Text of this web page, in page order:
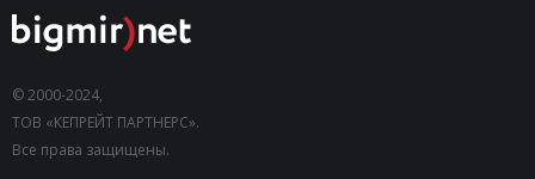
© 2000-2024,
ТОВ «КЕПРЕЙТ ПАРТНЕРС».
Все права защищены.